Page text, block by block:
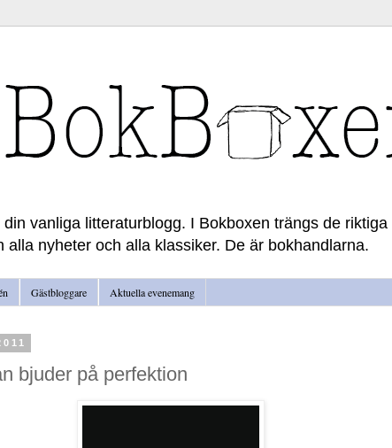
vanliga litteraturblogg. I Bokboxen trängs de
alla nyheter och alla klassiker. De är bokhandlarna.
Gästbloggare Aktuella evenemang
bjuder på perfektion